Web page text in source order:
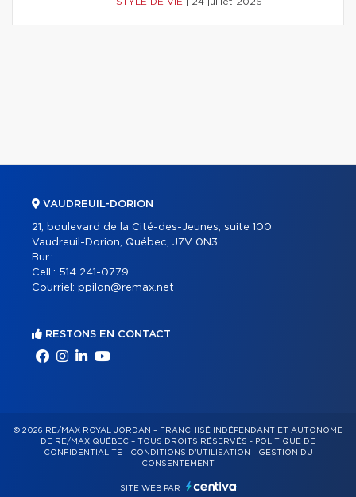
VAUDREUIL-DORION
21, boulevard de la Cité-des-Jeunes, suite 100
Vaudreuil-Dorion, Québec, J7V 0N3
Bur.:
Cell.: 514 241-0779
Courriel: ppilon@remax.net
RESTONS EN CONTACT
© 2026 RE/MAX ROYAL JORDAN – FRANCHISÉ INDÉPENDANT ET AUTONOME
DE RE/MAX QUÉBEC – TOUS DROITS RÉSERVÉS - POLITIQUE DE
CONFIDENTIALITÉ- CONDITIONS D'UTILISATION - GESTION DU
CONSENTEMENT
SITE WEB PAR